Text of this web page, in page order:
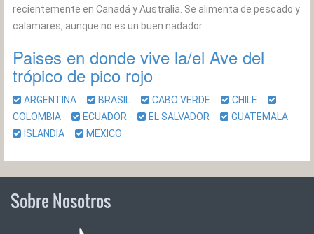
recientemente en Canadá y Australia. Se alimenta de pescado y
calamares, aunque no es un buen nadador.
Paises en donde vive la/el Ave del
trópico de pico rojo
ARGENTINA BRASIL CABO VERDE
CHILE
COLOMBIA
ECUADOR EL SALVADOR
GUATEMALA
ISLANDIA
MEXICO
Sobre Nosotros